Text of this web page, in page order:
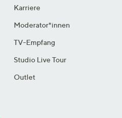
Karriere
Moderator*innen
TV-Empfang
Studio Live Tour
Outlet